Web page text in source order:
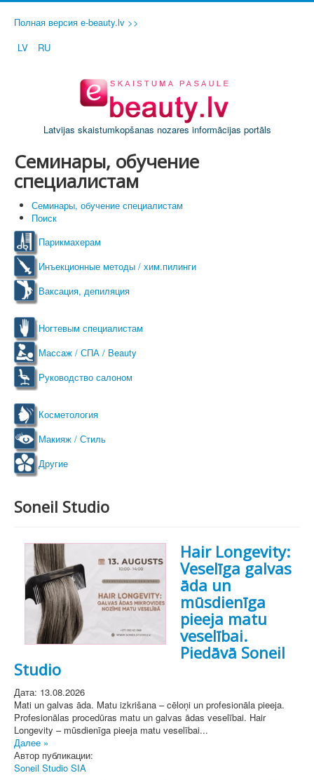
Полная версия e-beauty.lv >>
LV
RU
Latvijas skaistumkopšanas nozares informācijas portāls
Семинары, обучение
специалистам
Семинары, обучение специалистам
Поиск
Парикмахерам
Инъекционные методы / хим.пилинги
Ваксация, депиляция
Ногтевым специалистам
Массаж / СПА / Beauty
Руководство салоном
Косметология
Макияж / Стиль
Другие
Soneil Studio
Hair Longevity:
Veselīga galvas
āda un
mūsdienīga
pieeja matu
veselībai.
Piedāvā Soneil
Studio
Дата: 13.08.2026
Mati un galvas āda. Matu izkrišana – cēloņi un profesionāla pieeja.
Profesionālas procedūras matu un galvas ādas veselībai. Hair
Longevity – mūsdienīga pieeja matu veselībai...
Далее »
Автор публикации:
Soneil Studio SIA